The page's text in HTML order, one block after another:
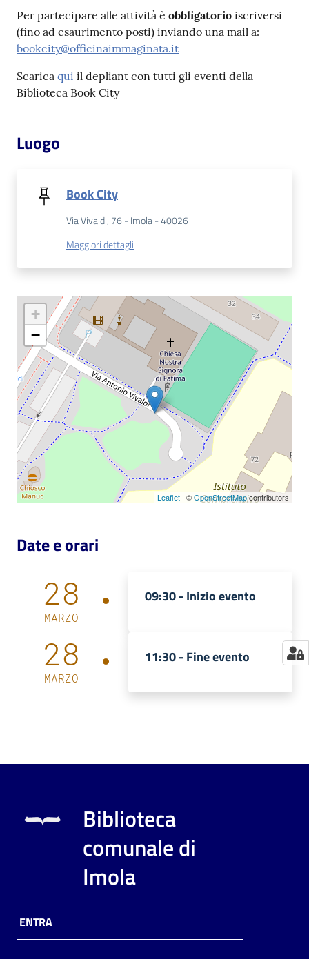
Piani
Archivio
storico
Patto
lettura
su
Catalogo
on line
Eventi
bibliotecario
Per partecipare alle attività è obbligatorio iscriversi
(fino ad esaurimento posti) inviando una mail a:
bookcity@officinaimmaginata.it
Scarica qui il depliant con tutti gli eventi della
Biblioteca Book City
Luogo
Book City
Via Vivaldi, 76 - Imola - 40026
Maggiori dettagli
+
−
Leaflet | ©OpenStreetMapcontributors
Date e orari
28
MARZO
09:30 -Inizio evento
28
MARZO
11:30 -Fine evento
Biblioteca
comunale di
Imola
ENTRA